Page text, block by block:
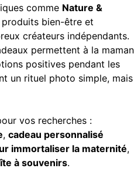
comme Nature &
produits bien-être et
créateurs indépendants.
permettent à la maman
positives pendant les
un rituel photo simple, mais
vos recherches :
, cadeau personnalisé
immortaliser la maternité,
à souvenirs.